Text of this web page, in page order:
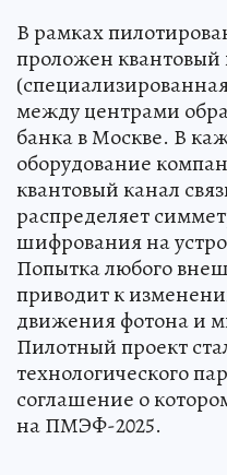
В рамках
проложен квантовый
между центрами
банка в Москве. В
оборудование
квантовый канал
распределяет
шифрования на
Попытка любого
приводит к
движения фотона и
Пилотный проект
технологического
соглашение о
на ПМЭФ-2025.